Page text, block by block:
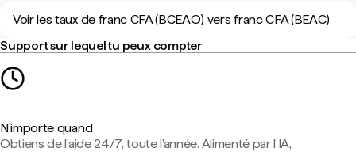
Voir les taux de franc CFA (BCEAO) vers franc CFA (BEAC)
Support sur lequel tu peux compter
N'importe quand
Obtiens de l'aide 24/7, toute l'année. Alimenté par l'IA,